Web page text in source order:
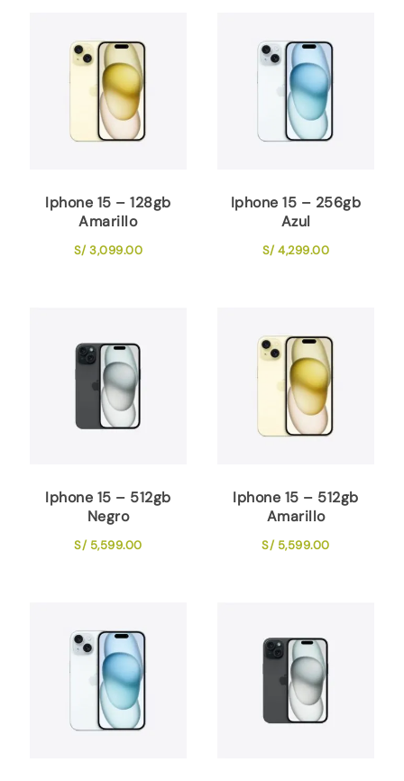
Iphone 15 – 128gb
Amarillo
S/3,099.00
Iphone 15 – 256gb
Azul
S/4,299.00
Iphone 15 – 512gb
Negro
S/5,599.00
Iphone 15 – 512gb
Amarillo
S/5,599.00